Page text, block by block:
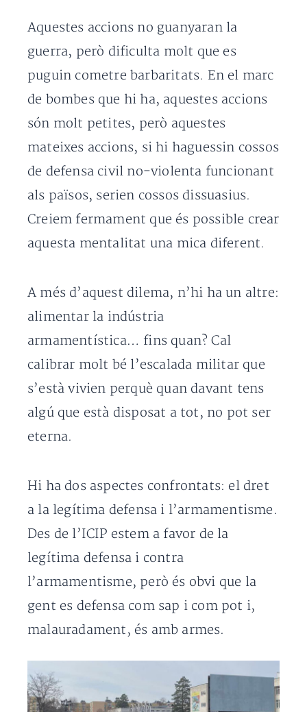
Aquestes accions no guanyaran la
guerra, però dificulta molt que es
puguin cometre barbaritats. En el marc
de bombes que hi ha, aquestes accions
són molt petites, però aquestes
mateixes accions, si hi haguessin cossos
de defensa civil no-violenta funcionant
als països, serien cossos dissuasius.
Creiem fermament que és possible crear
aquesta mentalitat una mica diferent.
A més d’aquest dilema, n’hi ha un altre:
alimentar la indústria
armamentística… fins quan? Cal
calibrar molt bé l’escalada militar que
s’està vivien perquè quan davant tens
algú que està disposat a tot, no pot ser
eterna.
Hi ha dos aspectes confrontats: el dret
a la legítima defensa i l’armamentisme.
Des de l’ICIP estem a favor de la
legítima defensa i contra
l’armamentisme, però és obvi que la
gent es defensa com sap i com pot i,
malauradament, és amb armes.